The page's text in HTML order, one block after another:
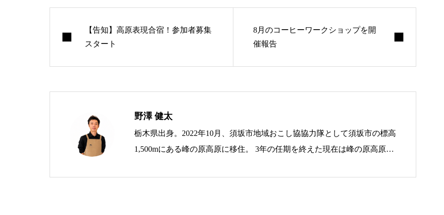
ブログ
ナリワイ
【告知】高原表現合宿！参加者募集
スタート
8月のコーヒーワークショップを開
催報告
野澤 健太
栃木県出身。2022年10月、須坂市地域おこし協協力隊として須坂市の標高
1,500mにある峰の原高原に移住。 3年の任期を終えた現在は峰の原高原を